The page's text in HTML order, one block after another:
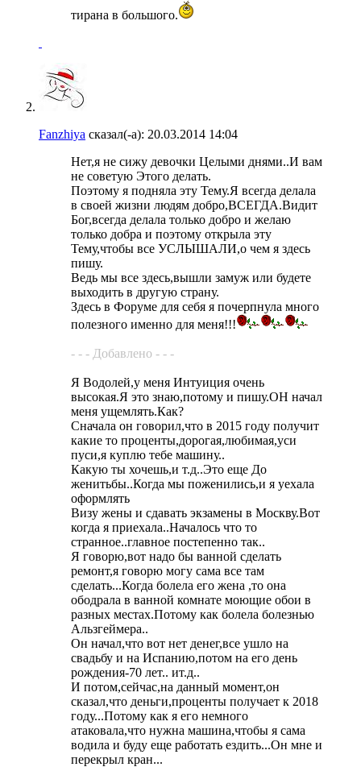
тирана в большого.
Fanzhiya сказал(-а): 20.03.2014 14:04
Нет,я не сижу девочки Целыми днями..И вам
не советую Этого делать.
Поэтому я подняла эту Тему.Я всегда делала
в своей жизни людям добро,ВСЕГДА.Видит
Бог,всегда делала только добро и желаю
только добра и поэтому открыла эту
Тему,чтобы все УСЛЫШАЛИ,о чем я здесь
пишу.
Ведь мы все здесь,вышли замуж или будете
выходить в другую страну.
Здесь в Форуме для себя я почерпнула много
полезного именно для меня!!!
- - - Добавлено - - -
Я Водолей,у меня Интуиция очень
высокая.Я это знаю,потому и пишу.ОН начал
меня ущемлять.Как?
Сначала он говорил,что в 2015 году получит
какие то проценты,дорогая,любимая,уси
пуси,я куплю тебе машину..
Какую ты хочешь,и т.д..Это еще До
женитьбы..Когда мы поженились,и я уехала
оформлять
Визу жены и сдавать экзамены в Москву.Вот
когда я приехала..Началось что то
странное..главное постепенно так..
Я говорю,вот надо бы ванной сделать
ремонт,я говорю могу сама все там
сделать...Когда болела его жена ,то она
ободрала в ванной комнате моющие обои в
разных местах.Потому как болела болезнью
Альзгеймера..
Он начал,что вот нет денег,все ушло на
свадьбу и на Испанию,потом на его день
рождения-70 лет.. ит.д..
И потом,сейчас,на данный момент,он
сказал,что деньги,проценты получает к 2018
году...Потому как я его немного
атаковала,что нужна машина,чтобы я сама
водила и буду еще работать ездить...Он мне и
перекрыл кран...